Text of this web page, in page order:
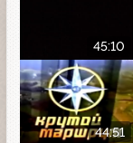
45:10
44:51